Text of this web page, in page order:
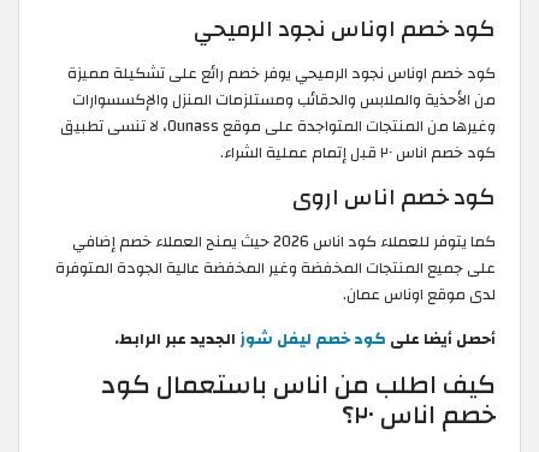
كود خصم اوناس نجود الرميحي
كود خصم اوناس نجود الرميحي يوفر خصم رائع على تشكيلة مميزة
من الأحذية والملابس والحقائب ومستلزمات المنزل والإكسسوارات
وغيرها من المنتجات المتواجدة على موقع Ounass، لا تنسى تطبيق
كود خصم اناس ٢٠ قبل إتمام عملية الشراء.
كود خصم اناس اروى
كما يتوفر للعملاء كود اناس 2026 حيث يمنح العملاء خصم إضافي
على جميع المنتجات المخفضة وغير المخفضة عالية الجودة المتوفرة
لدى موقع اوناس عمان.
أحصل أيضا على كود خصم ليفل شوز الجديد عبر الرابط.
كيف اطلب من اناس باستعمال كود
خصم اناس ٢٠؟